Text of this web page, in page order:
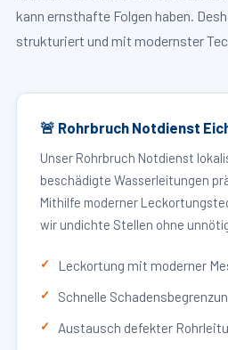
kann ernsthafte Folgen haben.
strukturiert und mit modernster
🚨 Rohrbruch Notdienst
Unser Rohrbruch Notdienst
beschädigte Wasserleitungen
Mithilfe moderner
wir undichte Stellen ohne
Leckortung mit moderner
Schnelle
Austausch defekter